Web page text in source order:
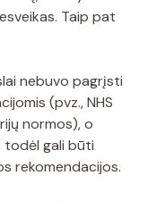
Taip pat
nebuvo pagrįsti
(pvz., NHS
normos), o
gali būti
rekomendacijos.